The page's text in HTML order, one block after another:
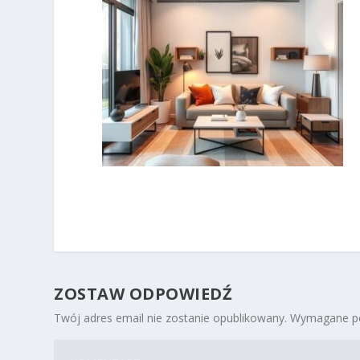
ZOSTAW ODPOWIEDŹ
Twój adres email nie zostanie opublikowany. Wymagane